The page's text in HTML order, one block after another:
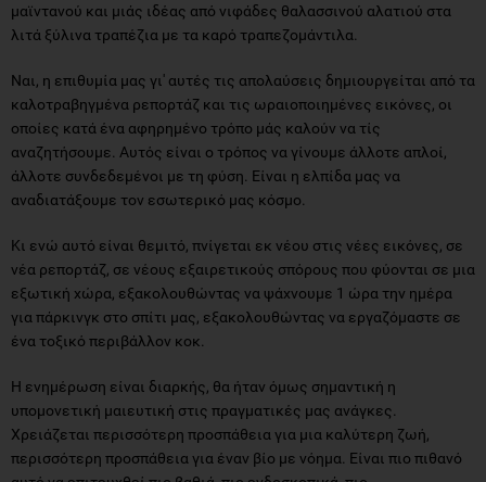
μαϊντανού και μιάς ιδέας από νιφάδες θαλασσινού αλατιού στα
λιτά ξύλινα τραπέζια με τα καρό τραπεζομάντιλα.
Ναι, η επιθυμία μας γι' αυτές τις απολαύσεις δημιουργείται από τα
καλοτραβηγμένα ρεπορτάζ και τις ωραιοποιημένες εικόνες, οι
οποίες κατά ένα αφηρημένο τρόπο μάς καλούν να τίς
αναζητήσουμε. Αυτός είναι ο τρόπος να γίνουμε άλλοτε απλοί,
άλλοτε συνδεδεμένοι με τη φύση. Είναι η ελπίδα μας να
αναδιατάξουμε τον εσωτερικό μας κόσμο.
Κι ενώ αυτό είναι θεμιτό, πνίγεται εκ νέου στις νέες εικόνες, σε
νέα ρεπορτάζ, σε νέους εξαιρετικούς σπόρους που φύονται σε μια
εξωτική χώρα, εξακολουθώντας να ψάχνουμε 1 ώρα την ημέρα
για πάρκινγκ στο σπίτι μας, εξακολουθώντας να εργαζόμαστε σε
ένα τοξικό περιβάλλον κοκ.
Η ενημέρωση είναι διαρκής, θα ήταν όμως σημαντική η
υπομονετική μαιευτική στις πραγματικές μας ανάγκες.
Χρειάζεται περισσότερη προσπάθεια για μια καλύτερη ζωή,
περισσότερη προσπάθεια για έναν βίο με νόημα. Είναι πιο πιθανό